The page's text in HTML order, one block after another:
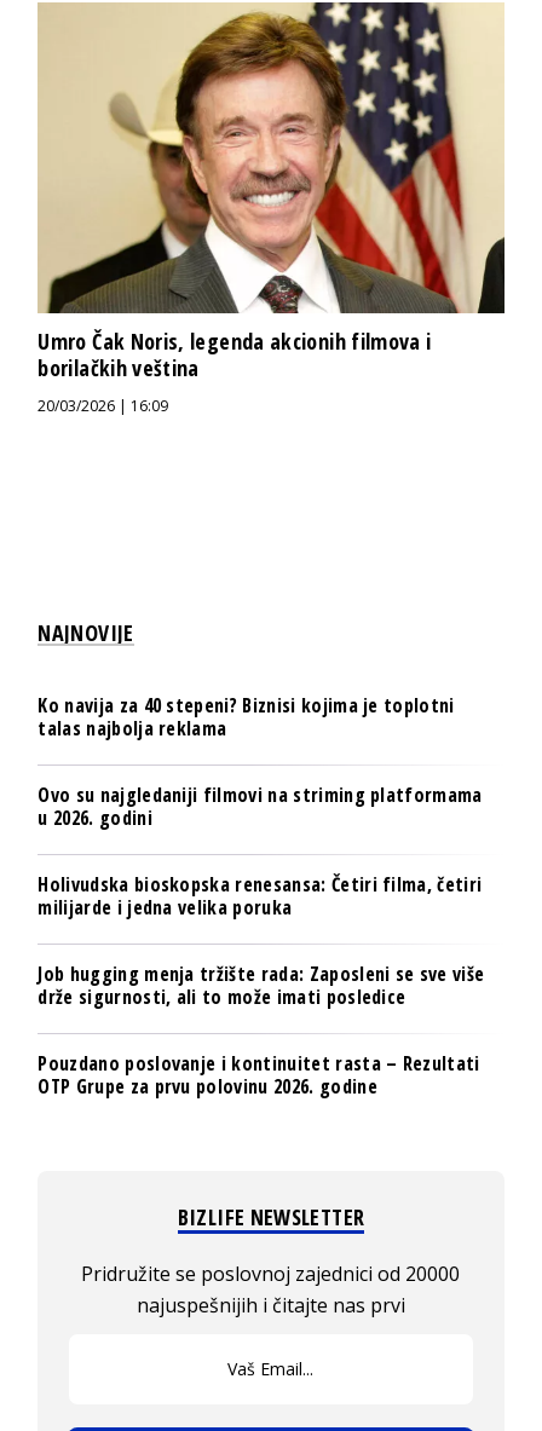
Umro Čak Noris, legenda akcionih filmova i
borilačkih veština
20/03/2026 | 16:09
NAJNOVIJE
Ko navija za 40 stepeni? Biznisi kojima je toplotni
talas najbolja reklama
Ovo su najgledaniji filmovi na striming platformama
u 2026. godini
Holivudska bioskopska renesansa: Četiri filma, četiri
milijarde i jedna velika poruka
Job hugging menja tržište rada: Zaposleni se sve više
drže sigurnosti, ali to može imati posledice
Pouzdano poslovanje i kontinuitet rasta – Rezultati
OTP Grupe za prvu polovinu 2026. godine
BIZLIFE NEWSLETTER
Pridružite se poslovnoj zajednici od 20000
najuspešnijih i čitajte nas prvi